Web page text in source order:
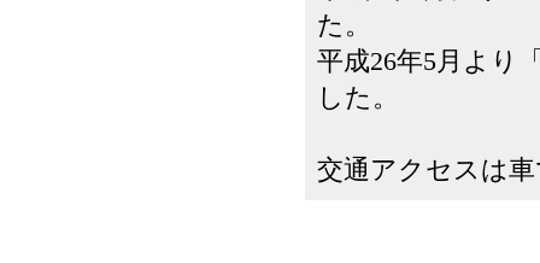
た。
平成26年5月より
した。
交通アクセスは